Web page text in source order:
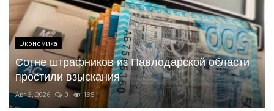
Экономика
Сотне штрафников из Павлодарской области
простили взыскания
Авг 3, 2026 0 135